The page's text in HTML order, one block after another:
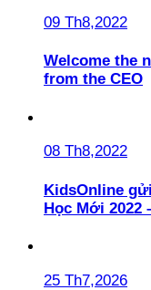
09 Th8,2022
Welcome the
from the CEO
08 Th8,2022
KidsOnline
Học Mới 2022
25 Th7,2026